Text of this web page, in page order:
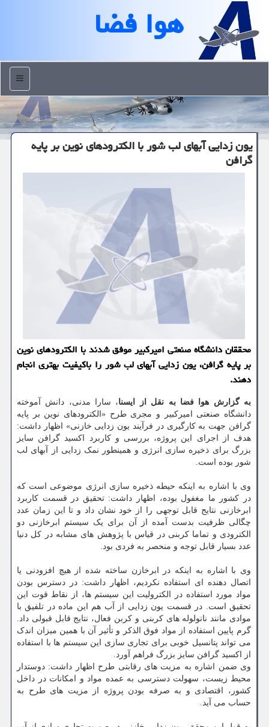
هوا فضا
منو
یون زدایی آبهای لب شور با الکترودهای نوین بر پایه
گرافن
محققان دانشگاه صنعتی امیرکبیر موفق شدند با الکترودهای نوین
بر پایه گرافن، یون زدایی آبهای لب شور را باکیفیت بهتری انجام
دهند.
به گزارش هوا فضا به نقل از ایسنا، سارا مدنی، دانش آموخته
دانشگاه صنعتی امیرکبیر و مجری طرح «الکترودهای نوین بر پایه
گرافن جهت به کارگیری در فرآیند یون زدایی خازنی» اظهار داشت:
هدف از اجرای این پروژه، بررسی و کاربرد اکسید گرافن سایز
بزرگ برای ذخیره سازی انرژی و همینطور نمک زدایی از آبهای لب
شور بوده است.
وی با اشاره به اینکه حیطه ذخیره سازی انرژی موضوعی است که
در کشور ما مغفول بوده، اظهار داشت: تحقیق در قسمت کاربرد
ابرخازنی نتایج قابل توجهی را از خود نشان داد و تا این زمان عدد
چگالی ظرفیت بدست آمده از آن برای یک سیستم ابرخازنی دو
الکترودی و تماما کربنی در قیاس با پژوهش های مشابه در کل دنیا
عدد بسیار قابل توجه و منحصر به فردی بود.
وی با اشاره به اینکه در ابرخازن ساخته شده از هیچ افزودنی یا
اتصال دهنده ای استفاده نکردیم، اظهار داشت: در دسترس بودن
مواد مورد استفاده در الکترولیت این سیستم ها، از نقاط قوت این
تحقیق است. در قسمت یون زدایی از آب هم این ماده در تلفیق با
موادی مانند نانولوله های کربنی و کربن فعال، نتایج قابل قبولی داد.
گرم پایین استفاده از مواد فوق الذکر و تأثیر آن با همین میزان اندک
می تواند پتانسیل خوبی برای تجاری سازی این سیستم ها با استفاده
از اکسید گرافن سایز بزرگ فراهم آورد.
وی ضمن اشاره به مزیت های رقابتی طرح اظهار داشت: دوستدار
محیط زیست، سهولت دسترسی به عمده مواد و امکانات در داخل
کشور، اقتصادی و به صرفه بودن پروژه از مزیت های طرح به
حساب می آید.